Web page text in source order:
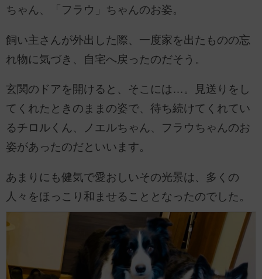
ちゃん、「フラウ」ちゃんのお姿。
飼い主さんが外出した際、一度家を出たものの忘
れ物に気づき、自宅へ戻ったのだそう。
玄関のドアを開けると、そこには…。見送りをし
てくれたときのままの姿で、待ち続けてくれてい
るチロルくん、ノエルちゃん、フラウちゃんのお
姿があったのだといいます。
あまりにも健気で愛おしいその光景は、多くの
人々をほっこり和ませることとなったのでした。